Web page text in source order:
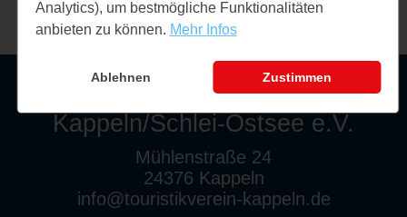
Touristikverein
Kappeln/Schlei-Ostsee e.V.
Mühlenstraße 24
24376 Kappeln
info@touristikverein-kappeln.de
Analytics), um bestmögliche Funktionalitäten
anbieten zu können. Mehr Infos
Ablehnen Zustimmen